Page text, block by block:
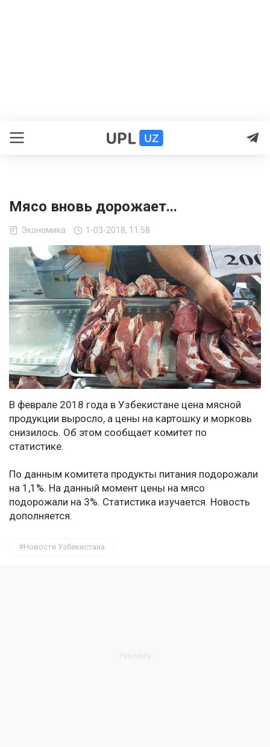
Мясо вновь дорожает...
Экономика 1-03-2018, 11:58
В феврале 2018 года в Узбекистане цена мясной
продукции выросло, а цены на картошку и морковь
снизилось. Об этом сообщает комитет по
статистике.
По данным комитета продукты питания подорожали
на 1,1%. На данный момент цены на мясо
подорожали на 3%. Статистика изучается. Новость
дополняется.
Новости Узбекистана